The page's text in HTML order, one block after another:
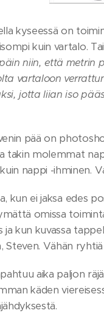
kyseessä on
kuin vartalo.
niin, että metrin
vartaloon
jotta liian iso
pää on
takin molemmat
nappi -ihminen.
kun ei jaksa edes
omissa
ja kun kuvassa
Steven. Vähän
aika paljon
käden